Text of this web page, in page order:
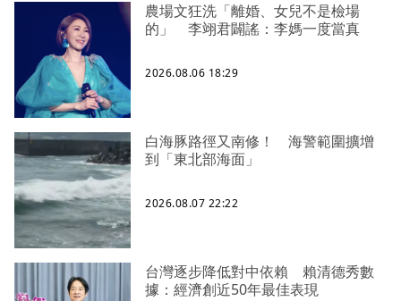
農場文狂洗「離婚、女兒不是檢場
的」 李翊君闢謠：李媽一度當真
2026.08.06 18:29
白海豚路徑又南修！ 海警範圍擴增
到「東北部海面」
2026.08.07 22:22
台灣逐步降低對中依賴 賴清德秀數
據：經濟創近50年最佳表現